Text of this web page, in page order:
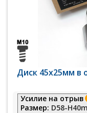
Диск 45х25мм в
Усилие на отрыв
Размер: D58-